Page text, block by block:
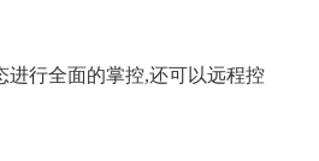
行全面的掌控,还可以远程控